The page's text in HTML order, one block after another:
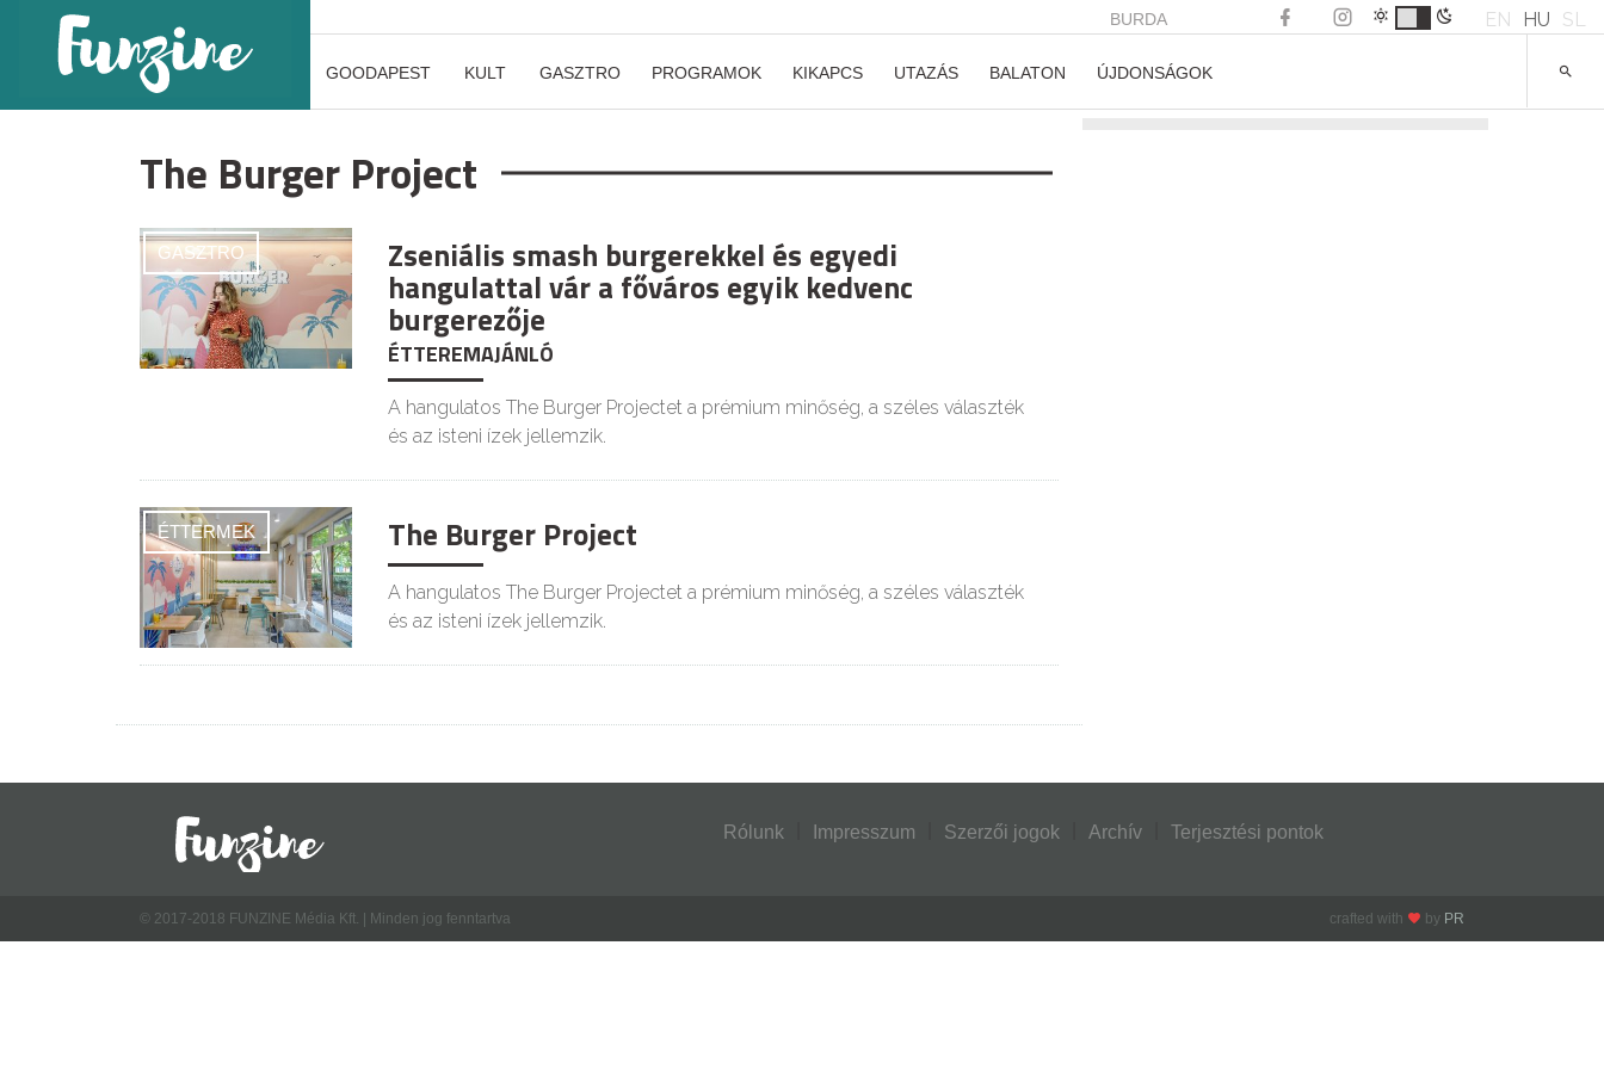
BURDA EN HU SL
GOODAPEST KULT GASZTRO PROGRAMOK KIKAPCS UTAZÁS BALATON ÚJDONSÁGOK
The Burger Project
GASZTRO Zseniális smash burgerekkel és egyedi
hangulattal vár a főváros egyik kedvenc
burgerezője
ÉTTEREMAJÁNLÓ
A hangulatos The Burger Projectet a prémium minőség, a széles választék
és az isteni ízek jellemzik.
ÉTTERMEK The Burger Project
A hangulatos The Burger Projectet a prémium minőség, a széles választék
és az isteni ízek jellemzik.
Rólunk Impresszum Szerzői jogok Archív Terjesztési pontok
© 2017-2018 FUNZINE Média Kft. | Minden jog fenntartva crafted with by PR